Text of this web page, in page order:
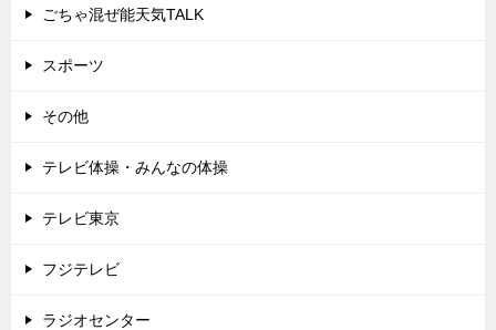
ごちゃ混ぜ能天気TALK
スポーツ
その他
テレビ体操・みんなの体操
テレビ東京
フジテレビ
ラジオセンター